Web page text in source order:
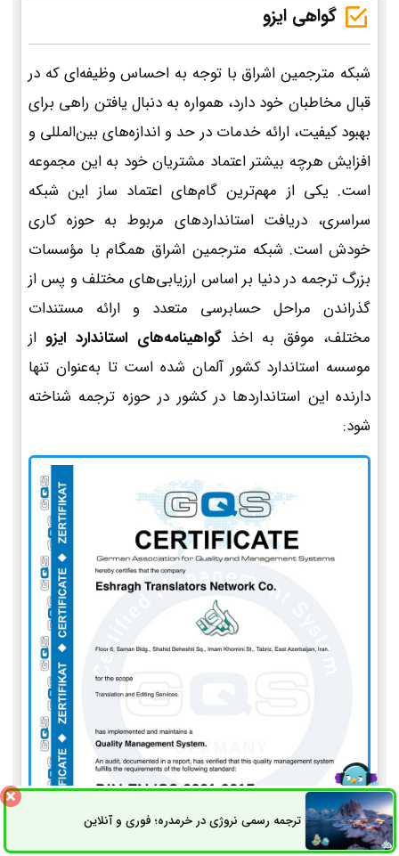
گواهی ایزو
شبکه مترجمین اشراق با توجه به احساس وظیفه‌ای که در
قبال مخاطبان خود دارد، همواره به دنبال یافتن راهی برای
بهبود کیفیت، ارائه خدمات در حد و اندازه‌های بین‌المللی و
افزایش هرچه بیشتر اعتماد مشتریان خود به این مجموعه
است. یکی از مهم‌ترین گام‌های اعتماد ساز این شبکه
سراسری، دریافت استانداردهای مربوط به حوزه کاری
خودش است. شبکه مترجمین اشراق همگام با مؤسسات
بزرگ ترجمه در دنیا بر اساس ارزیابی‌های مختلف و پس از
گذراندن مراحل حسابرسی متعدد و ارائه مستندات
مختلف، موفق به اخذ گواهینامه‌های استاندارد ایزو از
موسسه استاندارد کشور آلمان شده است تا به‌عنوان تنها
دارنده این استانداردها در کشور در حوزه ترجمه شناخته
شود:
ترجمه رسمی نروژی در خرمدره؛ فوری و آنلاینثبت سفارش راه های ارتباطی